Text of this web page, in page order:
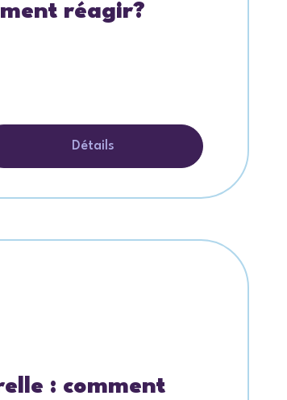
réagir?
Détails
: comment